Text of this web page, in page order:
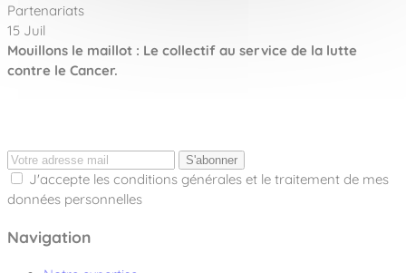
Partenariats
15 Juil
Mouillons le maillot : Le collectif au service de la lutte
contre le Cancer.
S'abonner
J'accepte les conditions générales et le traitement de mes
données personnelles
Navigation